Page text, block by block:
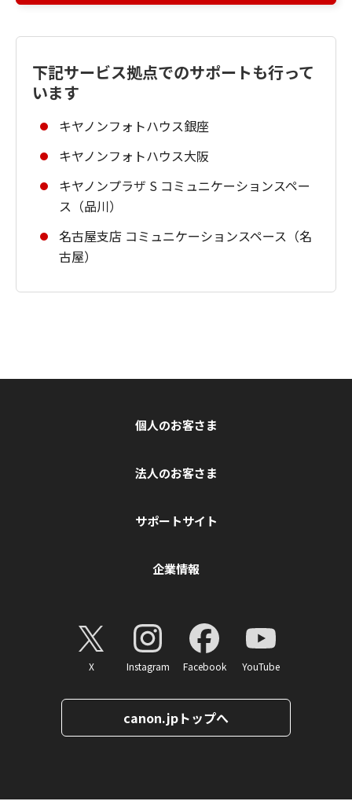
下記サービス拠点でのサポートも行って
います
キヤノンフォトハウス銀座
キヤノンフォトハウス大阪
キヤノンプラザ S コミュニケーションスペー
ス（品川）
名古屋支店 コミュニケーションスペース（名
古屋）
個人のお客さま
法人のお客さま
サポートサイト
企業情報
X Instagram Facebook YouTube
canon.jpトップへ